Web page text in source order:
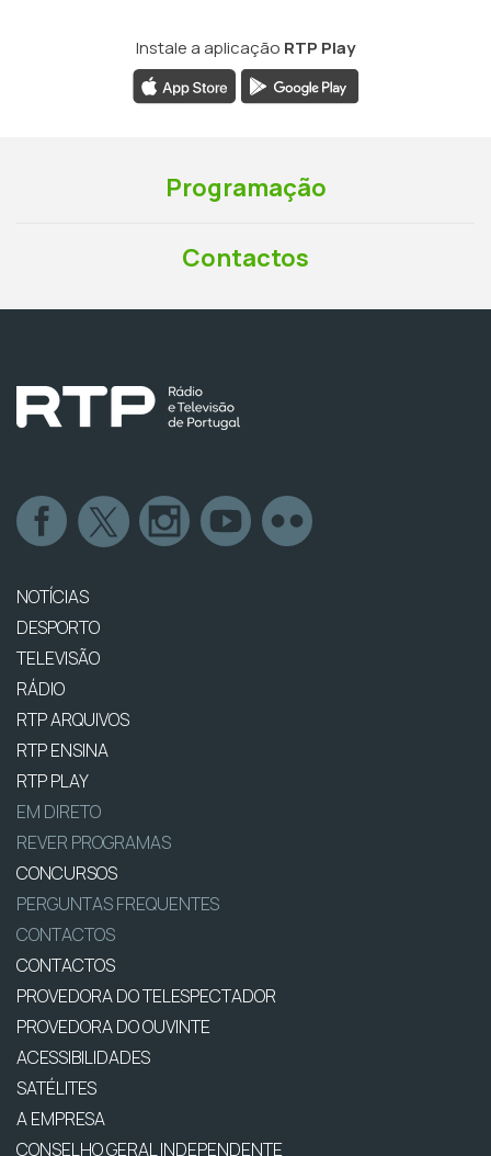
Instale a aplicação RTP Play
Programação
Contactos
NOTÍCIAS
DESPORTO
TELEVISÃO
RÁDIO
RTP ARQUIVOS
RTP ENSINA
RTP PLAY
EM DIRETO
REVER PROGRAMAS
CONCURSOS
PERGUNTAS FREQUENTES
CONTACTOS
CONTACTOS
PROVEDORA DO TELESPECTADOR
PROVEDORA DO OUVINTE
ACESSIBILIDADES
SATÉLITES
A EMPRESA
CONSELHO GERAL INDEPENDENTE